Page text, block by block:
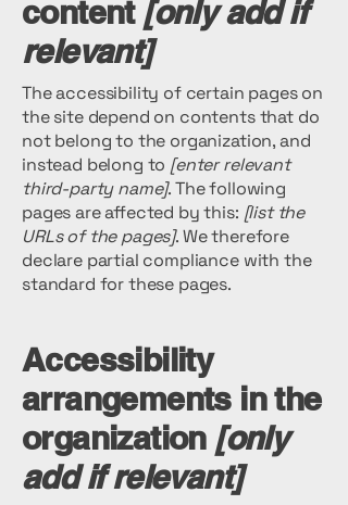
content[only add if
relevant]
The accessibility of certain pages on
the site depend on contents that do
not belong to the organization, and
instead belong to [enter relevant
third-party name]. The following
pages are affected by this: [list the
URLs of the pages]. We therefore
declare partial compliance with the
standard for these pages.
Accessibility
arrangements in the
organization [only
add if relevant]